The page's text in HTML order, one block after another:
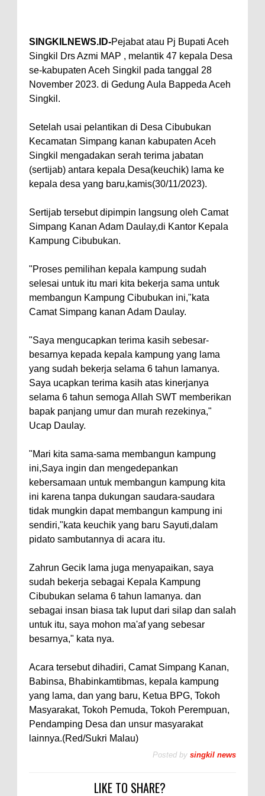
SINGKILNEWS.ID-Pejabat atau Pj Bupati Aceh
Singkil Drs Azmi MAP , melantik 47 kepala Desa
se-kabupaten Aceh Singkil pada tanggal 28
November 2023. di Gedung Aula Bappeda Aceh
Singkil.
Setelah usai pelantikan di Desa Cibubukan
Kecamatan Simpang kanan kabupaten Aceh
Singkil mengadakan serah terima jabatan
(sertijab) antara kepala Desa(keuchik) lama ke
kepala desa yang baru,kamis(30/11/2023).
Sertijab tersebut dipimpin langsung oleh Camat
Simpang Kanan Adam Daulay,di Kantor Kepala
Kampung Cibubukan.
"Proses pemilihan kepala kampung sudah
selesai untuk itu mari kita bekerja sama untuk
membangun Kampung Cibubukan ini,"kata
Camat Simpang kanan Adam Daulay.
"Saya mengucapkan terima kasih sebesar-
besarnya kepada kepala kampung yang lama
yang sudah bekerja selama 6 tahun lamanya.
Saya ucapkan terima kasih atas kinerjanya
selama 6 tahun semoga Allah SWT memberikan
bapak panjang umur dan murah rezekinya,"
Ucap Daulay.
"Mari kita sama-sama membangun kampung
ini,Saya ingin dan mengedepankan
kebersamaan untuk membangun kampung kita
ini karena tanpa dukungan saudara-saudara
tidak mungkin dapat membangun kampung ini
sendiri,"kata keuchik yang baru Sayuti,dalam
pidato sambutannya di acara itu.
Zahrun Gecik lama juga menyapaikan, saya
sudah bekerja sebagai Kepala Kampung
Cibubukan selama 6 tahun lamanya. dan
sebagai insan biasa tak luput dari silap dan salah
untuk itu, saya mohon ma'af yang sebesar
besarnya," kata nya.
Acara tersebut dihadiri, Camat Simpang Kanan,
Babinsa, Bhabinkamtibmas, kepala kampung
yang lama, dan yang baru, Ketua BPG, Tokoh
Masyarakat, Tokoh Pemuda, Tokoh Perempuan,
Pendamping Desa dan unsur masyarakat
lainnya.(Red/Sukri Malau)
Posted by singkil news
LIKE TO SHARE?